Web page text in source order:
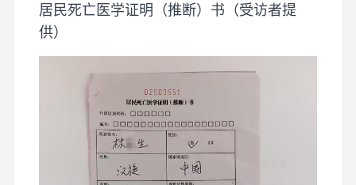
居民死亡医学证明（推断）书（受访者提
供）